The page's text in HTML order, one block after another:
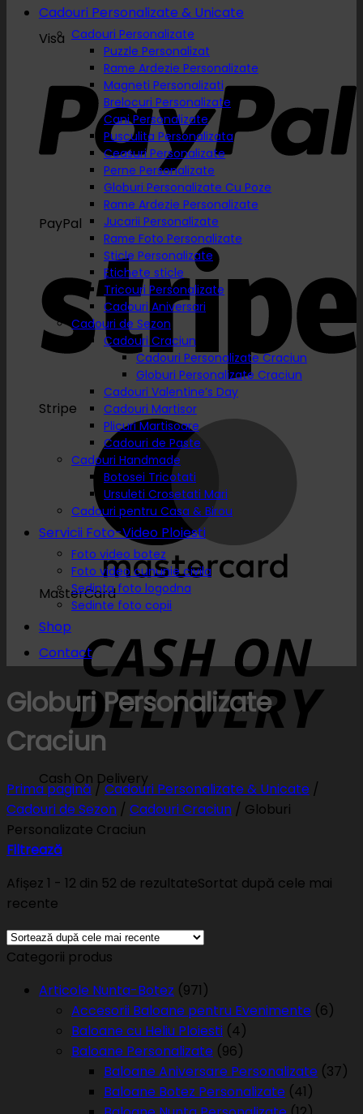
Visa
PayPal
Stripe
MasterCard
Cash On Delivery
Cadouri Personalizate & Unicate
Cadouri Personalizate
Puzzle Personalizat
Rame Ardezie Personalizate
Magneti Personalizati
Brelocuri Personalizate
Cani Personalizate
Pusculita Personalizata
Ceasuri Personalizate
Perne Personalizate
Globuri Personalizate Cu Poze
Rame Ardezie Personalizate
Jucarii Personalizate
Rame Foto Personalizate
Sticle Personalizate
Etichete sticle
Tricouri Personalizate
Cadouri Aniversari
Cadouri de Sezon
Cadouri Craciun
Cadouri Personalizate Craciun
Globuri Personalizate Craciun
Cadouri Valentine’s Day
Cadouri Martisor
Plicuri Martisoare
Cadouri de Paste
Cadouri Handmade
Botosei Tricotati
Ursuleti Crosetati Mari
Cadouri pentru Casa & Birou
Servicii Foto-Video Ploiesti
Foto video botez
Foto video cununie civila
Sedinta foto logodna
Sedinte foto copii
Shop
Contact
Globuri Personalizate
Craciun
Prima pagină /Cadouri Personalizate & Unicate /
Cadouri de Sezon / Cadouri Craciun / Globuri
Personalizate Craciun
Filtrează
Afișez 1 - 12 din 52 de rezultateSortat după cele mai
recente
Categorii produs
Articole Nunta-Botez (971)
Accesorii Baloane pentru Evenimente (6)
Baloane cu Heliu Ploiesti (4)
Baloane Personalizate (96)
Baloane Aniversare Personalizate (37)
Baloane Botez Personalizate (41)